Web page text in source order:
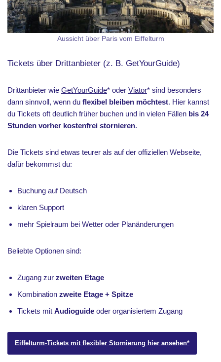
Aussicht über Paris vom Eiffelturm
Tickets über Drittanbieter (z. B. GetYourGuide)
Drittanbieter wie GetYourGuide* oder Viator* sind besonders
dann sinnvoll, wenn du flexibel bleiben möchtest. Hier kannst
du Tickets oft deutlich früher buchen und in vielen Fällen bis 24
Stunden vorher kostenfrei stornieren.
Die Tickets sind etwas teurer als auf der offiziellen Webseite,
dafür bekommst du:
Buchung auf Deutsch
klaren Support
mehr Spielraum bei Wetter oder Planänderungen
Beliebte Optionen sind:
Zugang zur zweiten Etage
Kombination zweite Etage + Spitze
Tickets mit Audioguide oder organisiertem Zugang
Eiffelturm-Tickets mit flexibler Stornierung hier ansehen*